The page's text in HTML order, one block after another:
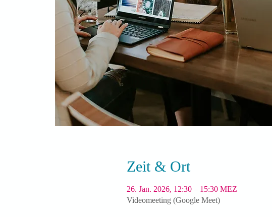
Zeit & Ort
26. Jan. 2026, 12:30 – 15:30 MEZ
Videomeeting (Google Meet)